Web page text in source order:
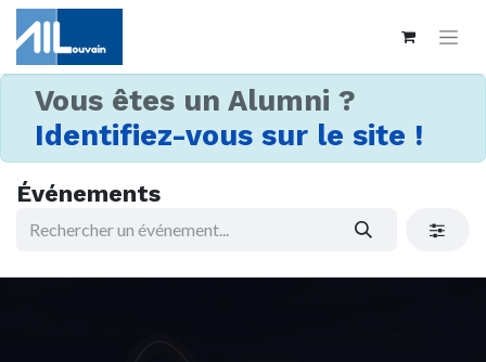
Vous êtes un Alumni ?
Identifiez-vous sur le site !
Événements